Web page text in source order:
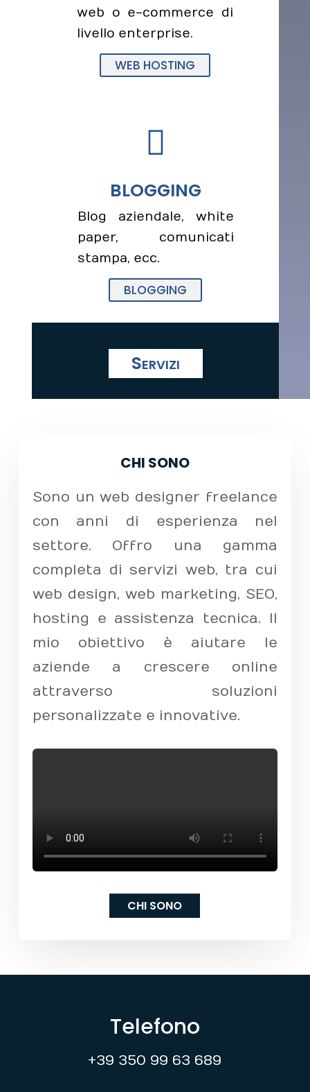
web o e-commerce di
livello enterprise.
WEB HOSTING

BLOGGING
Blog aziendale, white
paper, comunicati
stampa, ecc.
BLOGGING
Servizi
CHI SONO
Sono un web designer freelance
con anni di esperienza nel
settore. Offro una gamma
completa di servizi web, tra cui
web design, web marketing, SEO,
hosting e assistenza tecnica. Il
mio obiettivo è aiutare le
aziende a crescere online
attraverso soluzioni
personalizzate e innovative.
CHI SONO
Telefono
+39 350 99 63 689